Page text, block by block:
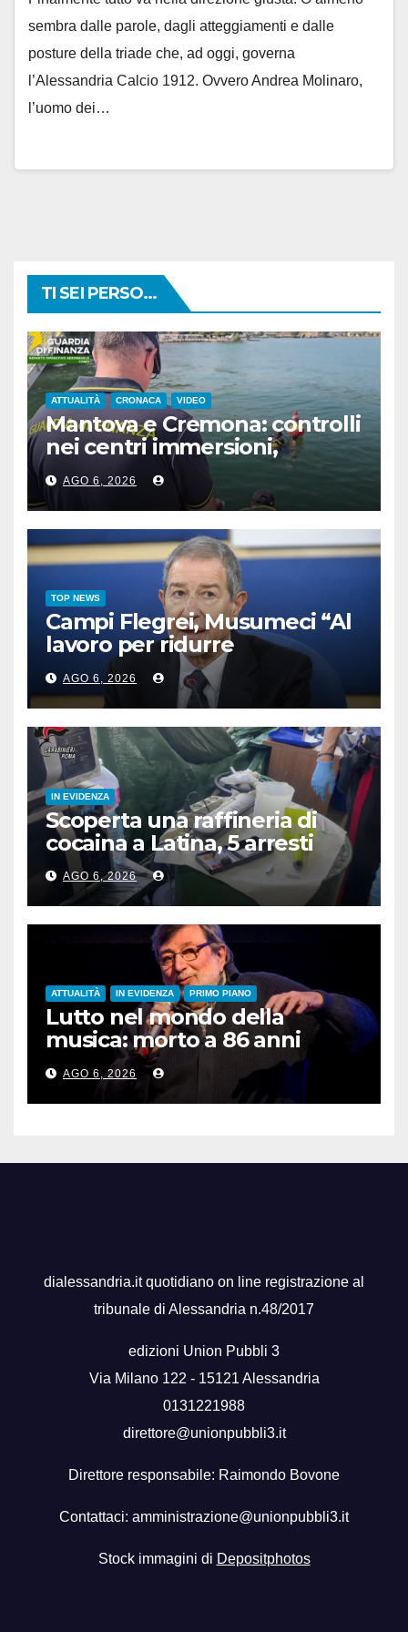
sembra dalle parole, dagli atteggiamenti e dalle
posture della triade che, ad oggi, governa
l’Alessandria Calcio 1912. Ovvero Andrea Molinaro,
l’uomo dei…
TI SEI PERSO...
ATTUALITÀ CRONACA VIDEO
Mantova e Cremona: controlli
nei centri immersioni,
sanzioni per 90.000 euro
AGO 6, 2026
TOP NEWS
Campi Flegrei, Musumeci “Al
lavoro per ridurre
l’esposizione al rischio”
AGO 6, 2026
IN EVIDENZA
Scoperta una raffineria di
cocaina a Latina, 5 arresti
AGO 6, 2026
ATTUALITÀ IN EVIDENZA PRIMO PIANO
Lutto nel mondo della
musica: morto a 86 anni
Francesco Guccini
AGO 6, 2026
dialessandria.it quotidiano on line registrazione al
tribunale di Alessandria n.48/2017
edizioni Union Pubbli 3
Via Milano 122 - 15121 Alessandria
0131221988
direttore@unionpubbli3.it
Direttore responsabile: Raimondo Bovone
Contattaci: amministrazione@unionpubbli3.it
Stock immagini di Depositphotos